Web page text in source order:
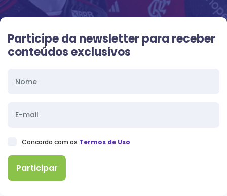
Participe da newsletter para receber
conteúdos exclusivos
Concordo com os Termos de Uso